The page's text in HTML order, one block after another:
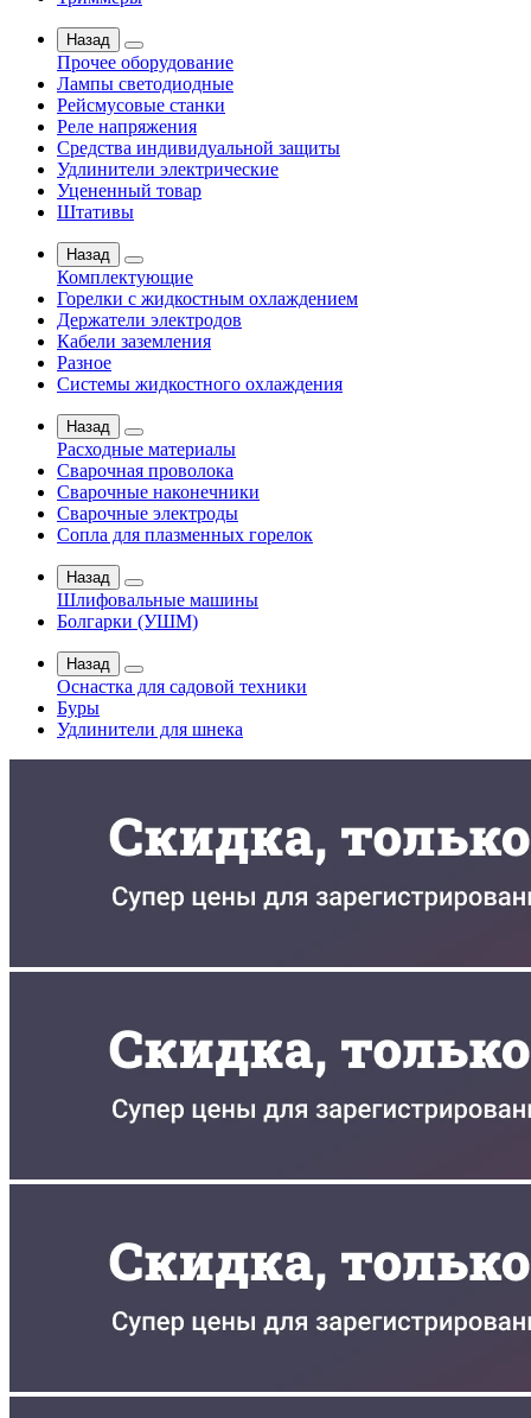
Назад
Прочее оборудование
Лампы светодиодные
Рейсмусовые станки
Реле напряжения
Средства индивидуальной защиты
Удлинители электрические
Уцененный товар
Штативы
Назад
Комплектующие
Горелки с жидкостным охлаждением
Держатели электродов
Кабели заземления
Разное
Системы жидкостного охлаждения
Назад
Расходные материалы
Сварочная проволока
Сварочные наконечники
Сварочные электроды
Сопла для плазменных горелок
Назад
Шлифовальные машины
Болгарки (УШМ)
Назад
Оснастка для садовой техники
Буры
Удлинители для шнека